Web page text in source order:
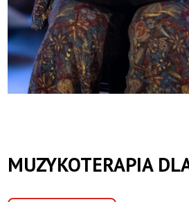
MUZYKOTERAPIA